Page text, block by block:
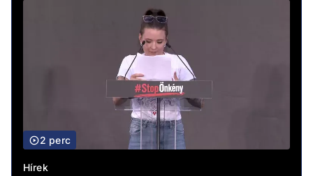
2 perc
Hírek